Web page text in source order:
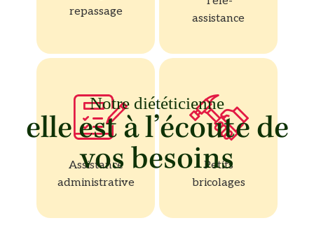
repassage
assistance
Assistance
administrative
Petits
bricolages
Notre diététicienne
elle est à l’écoute de
vos besoins